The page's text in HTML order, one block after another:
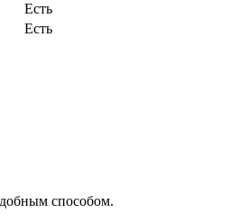
Есть
Есть
способом.